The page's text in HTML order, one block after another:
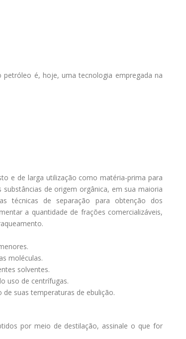
petróleo é, hoje, uma tecnologia empregada na
e de larga utilização como matéria-prima para
de origem orgânica, em sua maioria
técnicas de separação para obtenção dos
a quantidade de frações comercializáveis,
moléculas.
solventes.
uso de centrífugas.
suas temperaturas de ebulição.
por meio de destilação, assinale o que for